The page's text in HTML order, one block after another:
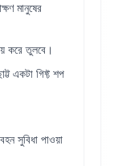
মানুষের
করে তুলবে।
একটা গিফ্ট শপ
সুবিধা পাওয়া